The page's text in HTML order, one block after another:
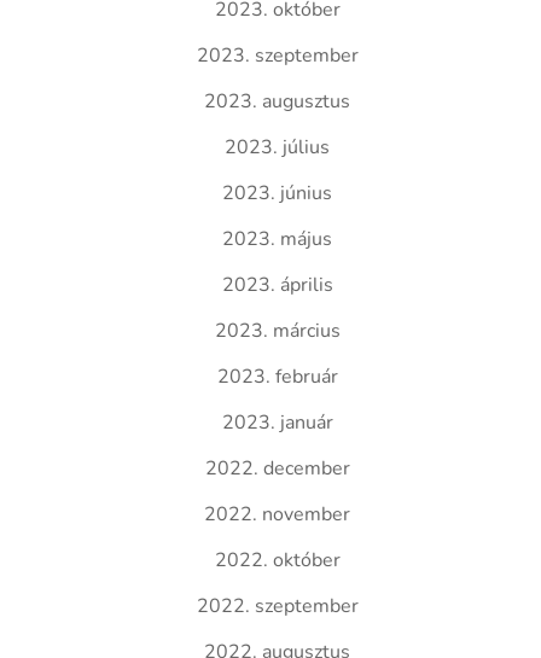
2023. október
2023. szeptember
2023. augusztus
2023. július
2023. június
2023. május
2023. április
2023. március
2023. február
2023. január
2022. december
2022. november
2022. október
2022. szeptember
2022. augusztus